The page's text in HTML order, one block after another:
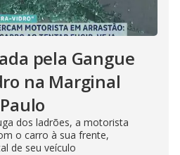
pela Gangue
na Marginal
dos ladrões, a motorista
o carro à sua frente,
de seu veículo